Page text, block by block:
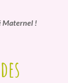
Maternel !